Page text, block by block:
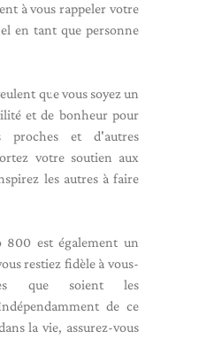
à vous rappeler votre
en tant que personne
que vous soyez un
et de bonheur pour
proches et d'autres
votre soutien aux
les autres à faire
800 est également un
restiez fidèle à vous-
que soient les
de ce
la vie, assurez-vous